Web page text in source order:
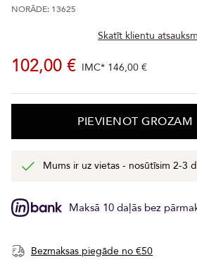
NORĀDE: 13625
Skatīt klientu
102,00 € IMC* 146,00 €
PIEVIENOT GROZAM
Mums ir uz vietas - nosūtīsim 2-3
Maksā 10 daļās bez
Bezmaksas piegāde no €50